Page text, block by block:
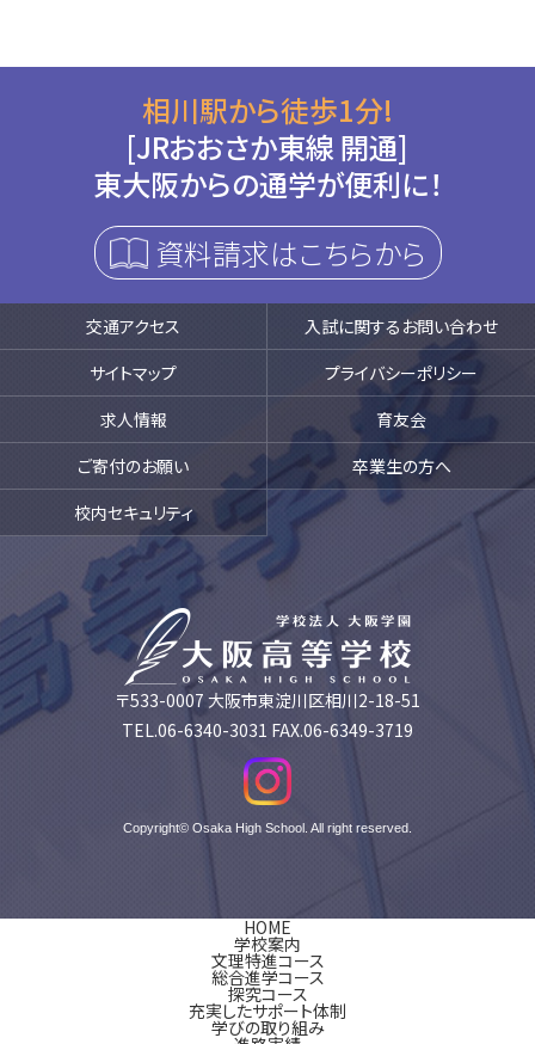
相川駅から徒歩1分!
[JRおおさか東線 開通]
東大阪からの通学が便利に！
資料請求はこちらから
交通アクセス
入試に関するお問い合わせ
サイトマップ
プライバシーポリシー
求人情報
育友会
ご寄付のお願い
卒業生の方へ
校内セキュリティ
〒533-0007 大阪市東淀川区相川2-18-51
TEL.06-6340-3031 FAX.06-6349-3719
Copyright© Osaka High School. All right reserved.
HOME
学校案内
文理特進コース
総合進学コース
探究コース
充実したサポート体制
学びの取り組み